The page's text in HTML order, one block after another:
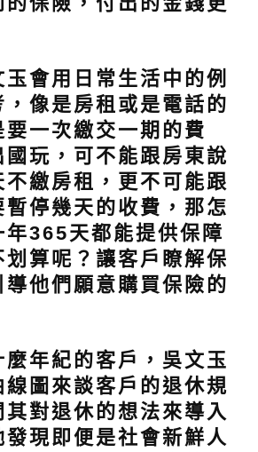
用日常生活中的例
像是房租或是電話的
要一次繳交一期的費
國玩，可不能跟房東說
繳房租，更不可能跟
停幾天的收費，那怎
年365天都能提供保障
划算呢？讓客戶瞭解保
導他們願意購買保險的
年紀的客戶，吳文玉
圖來談客戶的退休規
對退休的想法來導入
現即便是社會新鮮人